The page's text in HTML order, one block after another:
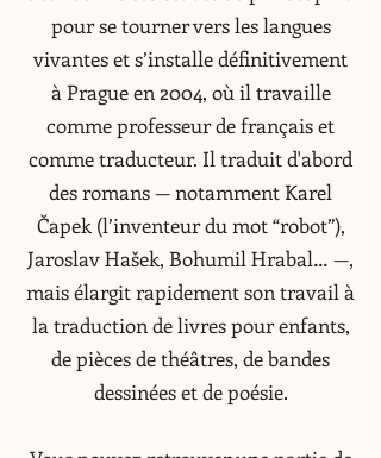
pour se tourner vers les langues
vivantes et s’installe définitivement
à Prague en 2004, où il travaille
comme professeur de français et
comme traducteur. Il traduit d'abord
des romans — notamment Karel
Čapek (l’inventeur du mot “robot”),
Jaroslav Hašek, Bohumil Hrabal… —,
mais élargit rapidement son travail à
la traduction de livres pour enfants,
de pièces de théâtres, de bandes
dessinées et de poésie.